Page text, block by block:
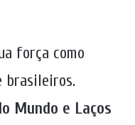
força como
Mundo e Laços